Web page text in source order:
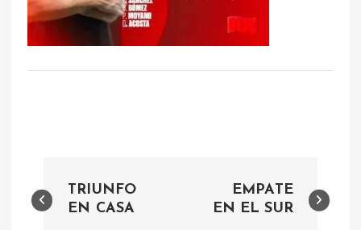
a
TRIUNFO
EN CASA
EMPATE
EN EL SUR